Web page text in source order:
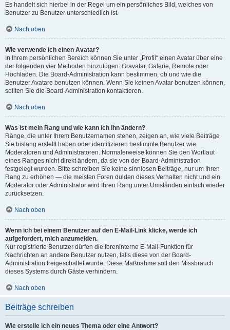
Es handelt sich hierbei in der Regel um ein persönliches Bild, welches von
Benutzer zu Benutzer unterschiedlich ist.
Nach oben
Wie verwende ich einen Avatar?
In Ihrem persönlichen Bereich können Sie unter „Profil“ einen Avatar über eine
der folgenden vier Methoden hinzufügen: Gravatar, Galerie, Remote oder
Hochladen. Die Board-Administration kann bestimmen, ob und wie die
Benutzer Avatare benutzen können. Wenn Sie keinen Avatar benutzen können,
sollten Sie die Board-Administration kontaktieren.
Nach oben
Was ist mein Rang und wie kann ich ihn ändern?
Ränge, die unter Ihrem Benutzernamen stehen, zeigen an, wie viele Beiträge
Sie bislang erstellt haben oder identifizieren bestimmte Benutzer wie
Moderatoren und Administratoren. Normalerweise können Sie den Wortlaut
eines Ranges nicht direkt ändern, da sie von der Board-Administration
festgelegt wurden. Bitte schreiben Sie keine sinnlosen Beiträge, nur um Ihren
Rang zu erhöhen — die meisten Foren dulden dieses Verhalten nicht und ein
Moderator oder Administrator wird Ihren Rang unter Umständen einfach wieder
zurücksetzen.
Nach oben
Wenn ich bei einem Benutzer auf den E-Mail-Link klicke, werde ich
aufgefordert, mich anzumelden.
Nur registrierte Benutzer dürfen die foreninterne E-Mail-Funktion für
Nachrichten an andere Benutzer nutzen, falls diese von der Board-
Administration freigeschaltet wurde. Diese Maßnahme soll den Missbrauch
dieses Systems durch Gäste verhindern.
Nach oben
Beiträge schreiben
Wie erstelle ich ein neues Thema oder eine Antwort?